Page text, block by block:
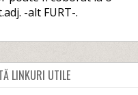
-alt FURT-.
LINKURI UTILE